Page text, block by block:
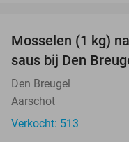
Mosselen (1 kg)
saus bij Den
Den Breugel
Aarschot
Verkocht: 513